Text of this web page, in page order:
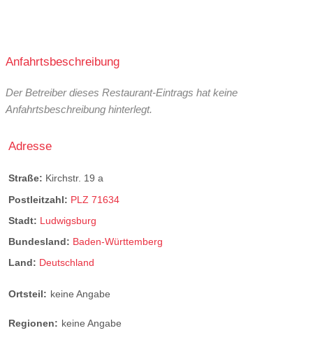
Anfahrtsbeschreibung
Der Betreiber dieses Restaurant-Eintrags hat keine
Anfahrtsbeschreibung hinterlegt.
Adresse
Straße: Kirchstr. 19 a
Postleitzahl: PLZ 71634
Stadt: Ludwigsburg
Bundesland: Baden-Württemberg
Land: Deutschland
Ortsteil: keine Angabe
Regionen: keine Angabe